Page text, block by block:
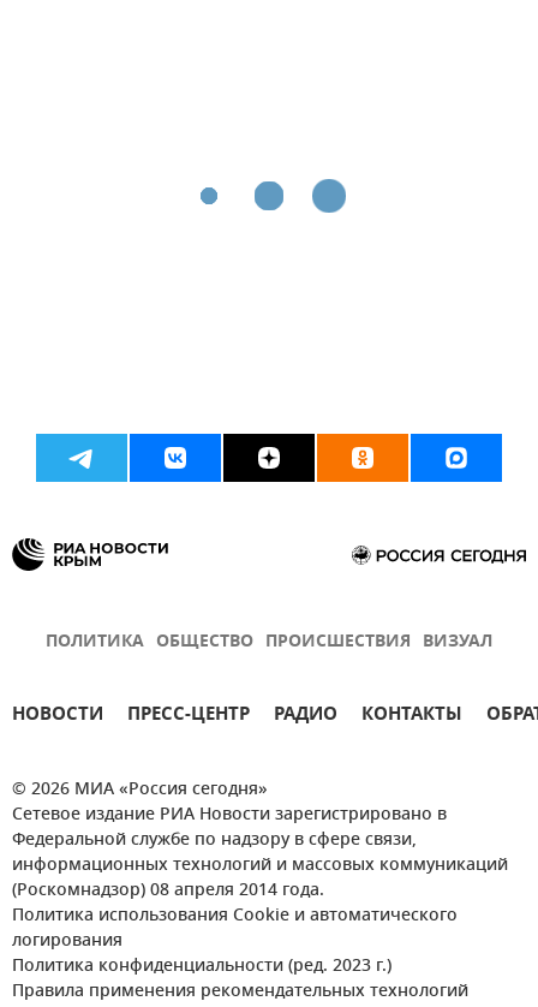
ПОЛИТИКА ОБЩЕСТВО ПРОИСШЕСТВИЯ ВИЗУАЛ
НОВОСТИ ПРЕСС-ЦЕНТР РАДИО КОНТАКТЫ
© 2026 МИА «Россия сегодня»
Сетевое издание РИА Новости зарегистрировано в
Федеральной службе по надзору в сфере связи,
информационных технологий и массовых коммуникаций
(Роскомнадзор) 08 апреля 2014 года.
Политика использования Cookie и автоматического
логирования
Политика конфиденциальности (ред. 2023 г.)
Правила применения рекомендательных технологий